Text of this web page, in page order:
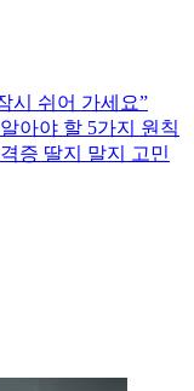
시 쉬어 가세요”
아야 할 5가지 원칙
증 딸지 말지 고민